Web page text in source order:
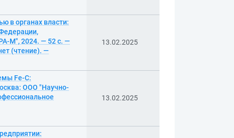
в органах власти:
М", 2024. — 52 с. —
(чтение). —
13.02.2025
Fe-C:
ООО "Научно-
13.02.2025